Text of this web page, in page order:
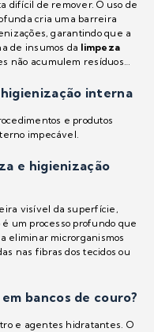
difícil de remover. O uso de
cria uma barreira
garantindo que a
de insumos da limpeza
não acumulem resíduos
interna
e produtos
impecável.
e higienização
visível da superfície,
um processo profundo que
eliminar microrganismos
nas fibras dos tecidos ou
bancos de couro?
e agentes hidratantes. O